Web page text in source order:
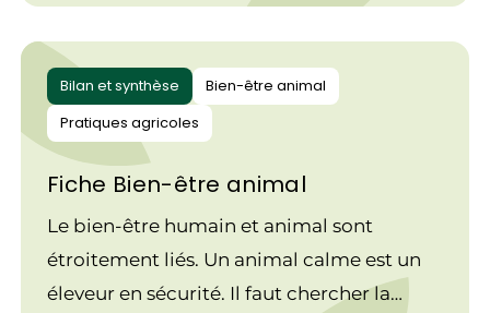
ont permis de produire des références
techniques, économiques et
organisationnelles issues d’essais et suivis
de terrain et de retours d’expériences
d’agriculteurs, avec pour objectif de
valoriser au maximum le potentiel
agronomique des effluents organiques,
notamment par une meilleure maîtrise de
l’épandage.
Bilan et synthèse
Bien-être animal
Pratiques agricoles
Fiche Bien-être animal
Le bien-être humain et animal sont
étroitement liés. Un animal calme est un
éleveur en sécurité. Il faut chercher la